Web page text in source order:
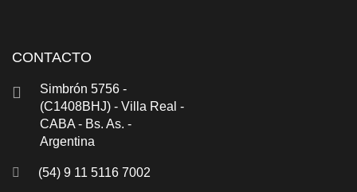
CONTACTO
Simbrón 5756 -
(C1408BHJ) - Villa Real -
CABA - Bs. As. -
Argentina
(54) 9 11 5116 7002